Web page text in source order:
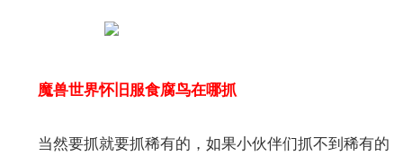
魔兽世界怀旧服食腐鸟在哪抓
当然要抓就要抓稀有的，如果小伙伴们抓不到稀有的